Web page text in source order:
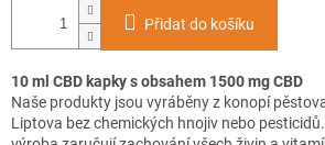
Přidat do košíku
10 ml CBD kapky s obsahem 1500 mg CBD
Naše produkty jsou vyráběny z konopí
Liptova bez chemických hnojiv nebo